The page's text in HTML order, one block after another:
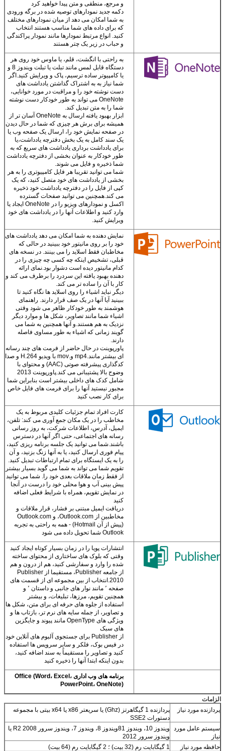
پیام بگذارید
ما به زودی با شما تماس خواهیم
گرفت
ارسال
بکشید.
دفتر شخصی
شما
اسناد جذاب و حرفه
میز کار خود باشید و
چه در حال حرکت.
تنظیمات سفارشی
شما با شما در حال
گردش هستند.وارد
حسابتون بشيد و
کارتون رو از همون
جايي که گذاشتيد ادامه
بدين
فایل ها رو توی ابر
ذخیره کن
Office اسناد
شما را در SkyDrive
ذخیره می کند تا
یادداشت ها، عکس ها
و فایل های شما
همیشه قابل
دسترسی باشند.
و مرجع، منطقی و متن پیدا خواهید کرد
دکمه جدید نمودارهای توصیه شده در برگه ورودی
به شما امکان می دهد از میان نمودارهای مختلف
که برای داده های شما مناسب هستند انتخاب
کنید. انواع مرتبط نمودارها مانند نمودار پراکندگی
و حباب در زیر یک چتر هستند
به راحتی با انگشت، قلم، یا ماوس خود روی هر
دستگاه قابل لمس مانند تبلت یا تبلت ویندوز 8 و
یا کامپیوتر ساده ترسیم، پاک و ویرایش کنید.اگر
شما نیاز به به اشتراک گذاشتن یادداشت های
دست نوشته خود را و مراقبت در مورد خوانایی،
OneNote می تواند به طور خودکار دست نوشته
شما را به متن تبدیل کند.
ابزار بهبود یافته ارسال به OneNote آسان تر از
همیشه برای برش هر چیزی که شما در حال دیدن
در صفحه نمایش خود را، ارسال یک صفحه وب یا
یک سند کامل به یک بخش دفترچه یادداشت،یا
برای یادداشت برداری یادداشت های سریع که به
طور خودکار به عنوان بخشی از دفترچه یادداشت
شما ذخیره و فایل می شوند.
شما می توانید تقریبا هر فایل کامپیوتری را به هر
بخشی از یادداشت های خود متصل کنید، که یک
کپی از فایل را در دفترچه یادداشت خود ذخیره
می کند.همچنین می توانید صفحات گسترده
اکسل و نمودارهای ویزیو را در OneNote ایجاد یا
وارد کنید و اطلاعات آنها را در یادداشت های خود
ویرایش کنید.
نمایش دهنده به شما امکان می دهد یادداشت های
خود را بر روی مانیتور خود ببینید در حالی که
مخاطبان فقط اسلاید را می بینند. در نسخه های
قبلی، تشخیص اینکه چه کسی چه چیزی را در
کدام مانیتور دیده است دشوار بود.نمای ارائه
دهنده بهبود یافته این سردرد را برطرف می کند و
کار با آن را ساده تر می کند.
دیگر نباید اشیاء را روی اسلاید ها نگاه کنید تا
ببینید آیا آنها در یک صف قرار دارند. راهنمای
هوشمند به طور خودکار ظاهر می شود وقتی
اشیاء شما مانند تصاویر، شکل ها و موارد دیگر
نزدیک به هم هستند.و آنها همچنین به شما می
گویند زمانی که اشیاء به طور مساوی فاصله
دارند.
پاورپوینت در حال حاضر از فرمت های چند رسانه
ای بیشتر مانند.mp4 و.mov با ویدیو H.264 و صدا
کدگذاری پیشرفته صوتی (AAC) و محتوای با
وضوح بالا پشتیبانی می کند.پاورپوینت 2013
شامل کدک های داخلی بیشتر است بنابراین شما
مجبور نیستید آنها را برای فرمت های فایل خاص
برای کار نصب کنید
کارت افراد تمام جزئیات کلیدی مربوط به یک
مخاطب را در یک مکان جمع آوری می کند: تلفن،
ایمیل، آدرس، اطلاعات شرکت، به روز رسانی
رسانه های اجتماعی، حتی اگر آنها در دسترس
باشند.شما می توانید یک جلسه برنامه ریزی کنید،
پیام فوری ارسال کنید، یا به آنها زنگ بزنید، و آن
را به یک ایستگاه برای تمام ارتباطات تبدیل کنید.
تقویم شما می تواند به شما می گوید بسیار بیشتر
از فقط زمان ملاقات بعدی خود را. شما می توانید
پیش بینی آب و هوا محلی خود را درست در آنجا
در نمایش تقویم، همراه با شرایط فعلی اضافه
کنید
دریافت ایمیل مبتنی بر فشار، قرار ملاقات و
مخاطبین از Outlook.com، و Outlook.com
(پیش از آن Hotmail) - همه به راحتی به تجربه
Outlook شما تحویل داده می شود
انتشارات پویا را در زمان بسیار کوتاه ایجاد کنید
وقتی که بلوک های ساختاری از محتوای ساخته
شده را وارد و سفارشی کنید، هم از درون و هم
از جامعه Publisher، مستقیما از Publisher
2010.انتخاب از بین مجموعه ای از قسمت های
صفحه ٬ مانند نوار های جانبی و داستان ٬ و
همچنین تقویم، مرزها، تبلیغات، و بیشتر
استفاده از جلوه های حرفه ای برای متن، شکل ها
و تصاویر، از جمله سایه های نرم تر، بازتاب ها و
ویژگی های OpenType مانند پیوند و جایگزین
های سبک
از Publisher برای جستجوی آلبوم های آنلاین خود
در فیس بوک، فلکر و سایر سرویس ها استفاده
کنید و تصاویر را مستقیماً به سند اضافه کنید،
بدون اینکه ابتدا آنها را ذخیره کنید
برنامه های وب اداری Office (Word، Excel،
PowerPoint، OneNote)
الزامات
پردازنده مورد نیاز
پردازنده 1 گیگاهرتز (Ghz) یا سریعتر x86 یا x64 بیتی با مجموعه
دستورات SSE2
سیستم عامل مورد
نیاز
ویندوز 10، ویندوز 81ویندوز 8، ویندوز 7، ویندوز سرور 2008 R2 یا
ویندوز سرور 2012
حافظه مورد نیاز
1 گیگابایت رم (32 بیت) ؛ 2 گیگابایت رم (64 بیت)